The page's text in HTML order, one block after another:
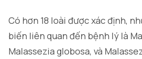
Có hơn 18 loài được xác định,
biến liên quan đến bệnh lý là
Malassezia globosa, và